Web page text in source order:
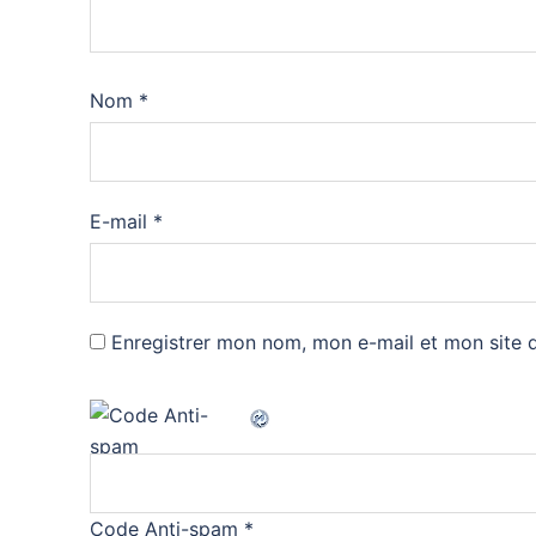
Nom *
E-mail *
Enregistrer mon nom, mon e-mail et mon
Code Anti-spam *